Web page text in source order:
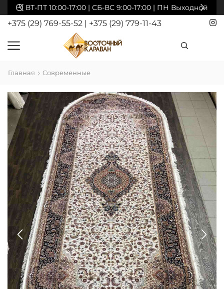
ВТ-ПТ 10:00-17:00 | СБ-ВС 9:00-17:00 | ПН Выходной
+375 (29) 769-55-52 | +375 (29) 779-11-43
Главная Современные